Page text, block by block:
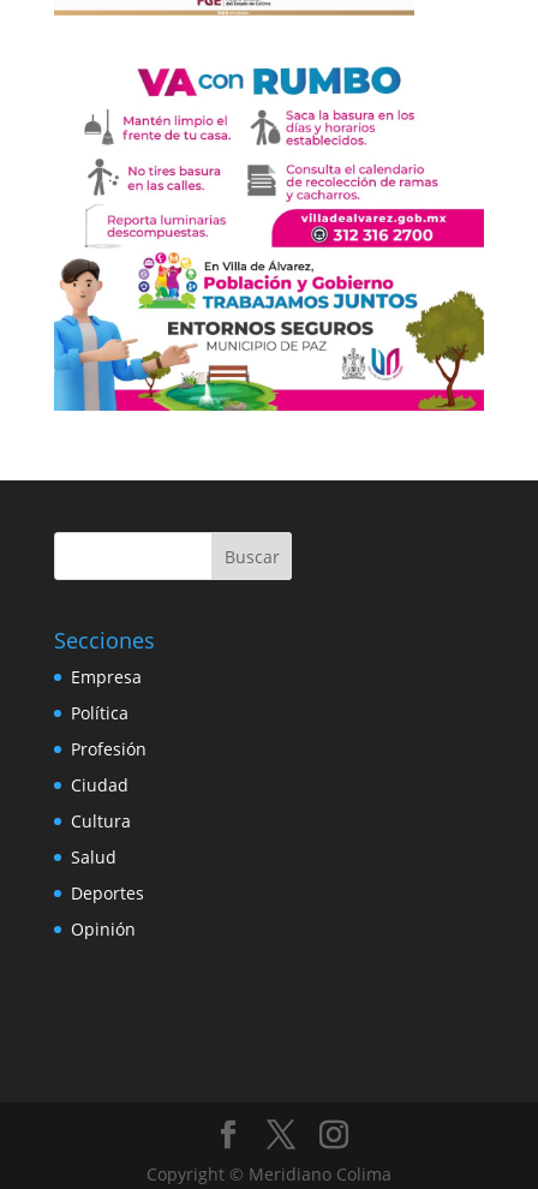
Buscar
Secciones
Empresa
Política
Profesión
Ciudad
Cultura
Salud
Deportes
Opinión
Copyright © Meridiano Colima